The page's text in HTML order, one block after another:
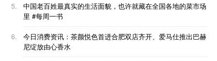
5.
中国老百姓最真实的生活面貌，也许就藏在全国各地的菜市场
里 #每周一书
6.
今日消费资讯：茶颜悦色首进合肥双店齐开、爱马仕推出巴赫
尼绽放由心香水